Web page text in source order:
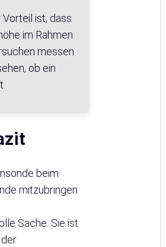
ist, dass
im Rahmen
messen
ob ein
beim
mitzubringen
Sache. Sie ist